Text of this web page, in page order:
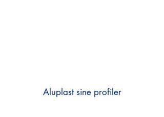
Aluplast sine profiler